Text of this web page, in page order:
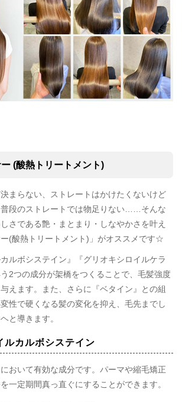
(酸熱トリートメント)
まらない、ストレートはかけたくないけど
普段のストレートでは物足りない……そんな
さである艶・まとまり・しなやかさを叶え
(酸熱トリートメント)」がオススメです☆
カルボシステイン』『グリオキシロイルケラ
2つの成分が架橋をつくることで、毛髪強度
えます。また、さらに『ベタイン』との組
性で硬くなる髪の変化を抑え、毛先までし
と導きます。
ルカルボシステイン
おいて有効な成分です。パーマや縮毛矯正
一定期間真っ直ぐにすることができます。